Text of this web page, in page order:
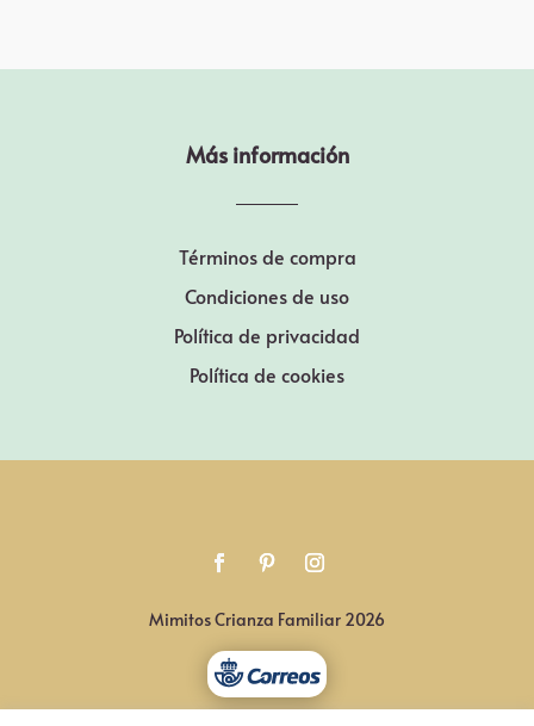
Más información
Términos de compra
Condiciones de uso
Política de privacidad
Política de cookies
Mimitos Crianza Familiar 2026